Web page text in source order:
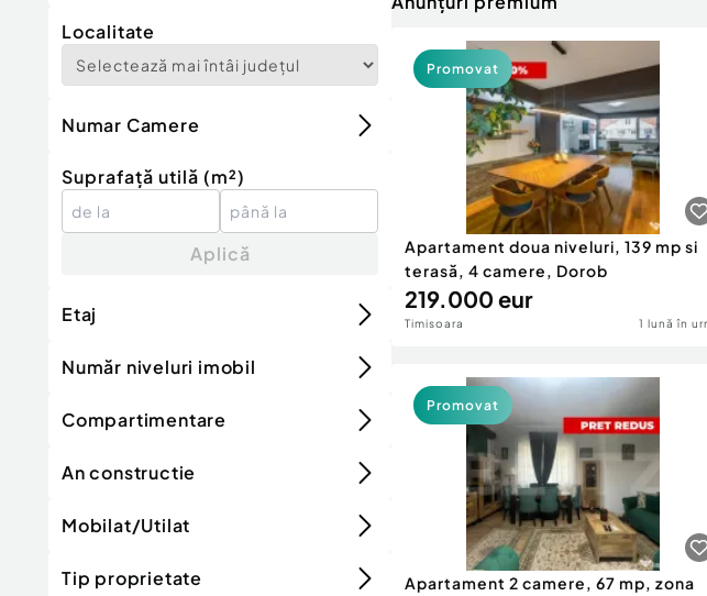
Localitate
Numar Camere
Suprafață utilă (m²)
Aplică
Etaj
Număr niveluri imobil
Compartimentare
An constructie
Mobilat/Utilat
Tip proprietate
Apartament doua niveluri, 139 mp si
terasă, 4 camere, Dorob
219.000 eur
Timisoara 1 lună în
Promovat
Apartament 2 camere, 67 mp, zona
Promovat